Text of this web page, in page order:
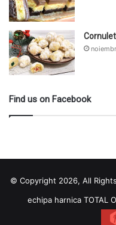
Find us on Facebook
© Copyright 2026, All
echipa harnica TOTAL